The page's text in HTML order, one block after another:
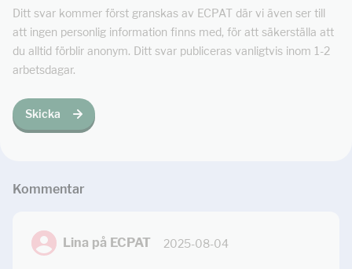
Ditt svar kommer först granskas av ECPAT där vi även ser till
att ingen personlig information finns med, för att säkerställa att
du alltid förblir anonym. Ditt svar publiceras vanligtvis inom 1-2
arbetsdagar.
Skicka
Kommentar
Lina på ECPAT 2025-08-04